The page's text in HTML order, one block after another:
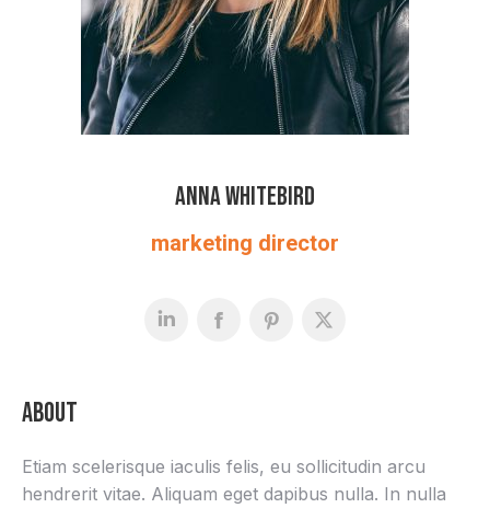
Anna Whitebird
marketing director
About
Etiam scelerisque iaculis felis, eu sollicitudin arcu
hendrerit vitae. Aliquam eget dapibus nulla. In nulla